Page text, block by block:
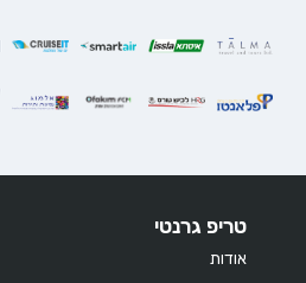
טריפ גרנטי
אודות